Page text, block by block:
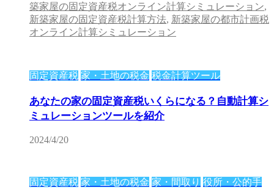
築家屋の固定資産税オンライン計算シミュレーション,
新築家屋の固定資産税計算方法, 新築家屋の都市計画税
オンライン計算シミュレーション
固定資産税 家・土地の税金 税金計算ツール
あなたの家の固定資産税いくらになる？自動計算シ
ミュレーションツールを紹介
2024/4/20
固定資産税 家・土地の税金 家・間取り 役所・公的手